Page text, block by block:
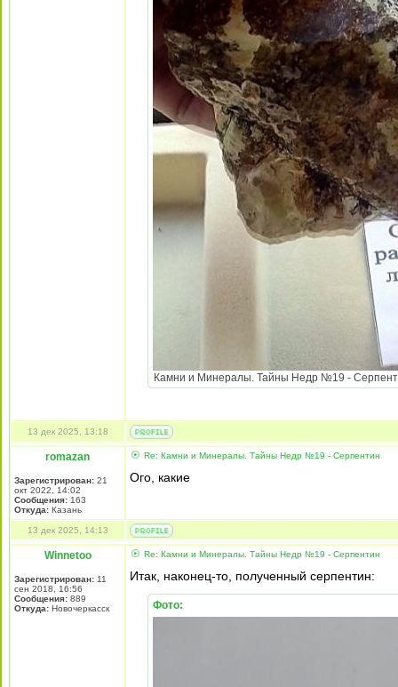
Камни и Минералы. Тайны Недр №19 -
13 дек 2025, 13:18
romazan
Зарегистрирован: 21
окт 2022, 14:02
Сообщения: 163
Откуда: Казань
Re: Камни и Минералы. Тайны Недр №19 - Серпентин
Ого, какие
13 дек 2025, 14:13
Winnetoo
Зарегистрирован: 11
сен 2018, 16:56
Сообщения: 889
Откуда: Новочеркасск
Re: Камни и Минералы. Тайны Недр №19 - Серпентин
Итак, наконец-то, полученный серпентин:
Фото: